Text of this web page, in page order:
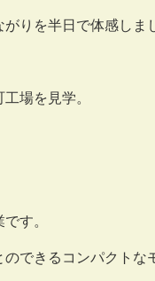
りを半日で体感しま
場を見学。
す。
できるコンパクト